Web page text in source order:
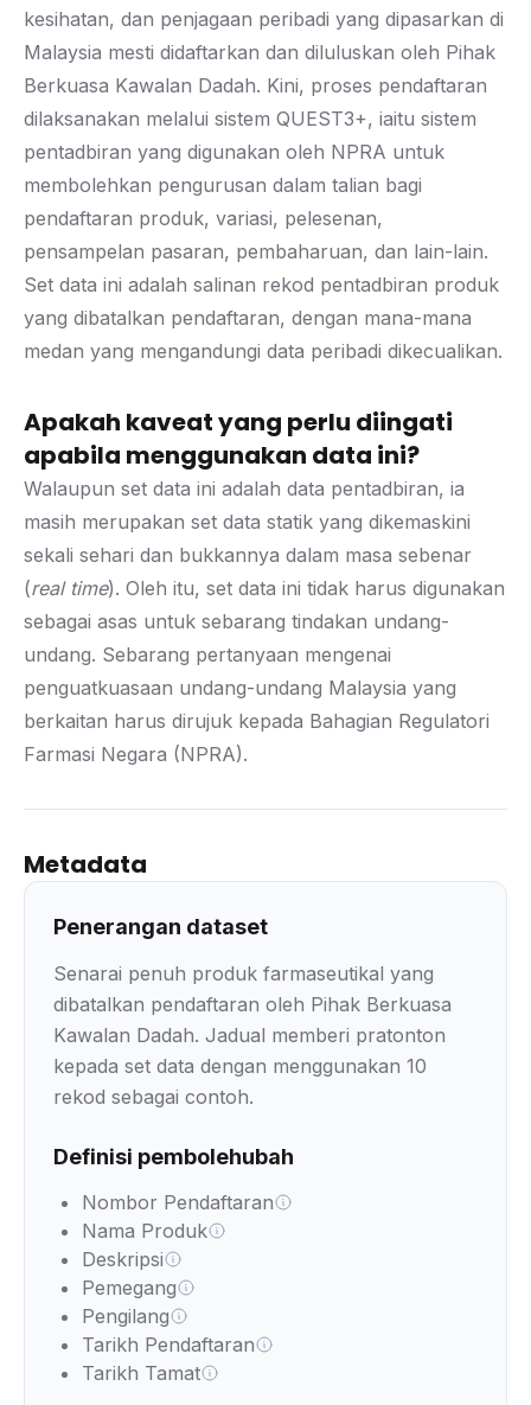
kesihatan, dan penjagaan peribadi yang dipasarkan di
Malaysia mesti didaftarkan dan diluluskan oleh Pihak
Berkuasa Kawalan Dadah. Kini, proses pendaftaran
dilaksanakan melalui sistem QUEST3+, iaitu sistem
pentadbiran yang digunakan oleh NPRA untuk
membolehkan pengurusan dalam talian bagi
pendaftaran produk, variasi, pelesenan,
pensampelan pasaran, pembaharuan, dan lain-lain.
Set data ini adalah salinan rekod pentadbiran produk
yang dibatalkan pendaftaran, dengan mana-mana
medan yang mengandungi data peribadi dikecualikan.
Apakah kaveat yang perlu diingati
apabila menggunakan data ini?
Walaupun set data ini adalah data pentadbiran, ia
masih merupakan set data statik yang dikemaskini
sekali sehari dan bukkannya dalam masa sebenar
(real time). Oleh itu, set data ini tidak harus digunakan
sebagai asas untuk sebarang tindakan undang-
undang. Sebarang pertanyaan mengenai
penguatkuasaan undang-undang Malaysia yang
berkaitan harus dirujuk kepada Bahagian Regulatori
Farmasi Negara (NPRA).
Metadata
Penerangan dataset
Senarai penuh produk farmaseutikal yang
dibatalkan pendaftaran oleh Pihak Berkuasa
Kawalan Dadah. Jadual memberi pratonton
kepada set data dengan menggunakan 10
rekod sebagai contoh.
Definisi pembolehubah
Nombor Pendaftaran
Nama Produk
Deskripsi
Pemegang
Pengilang
Tarikh Pendaftaran
Tarikh Tamat